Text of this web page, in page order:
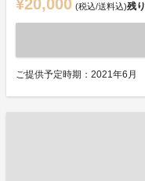
¥20,000 (税込/送料込)残り
ご提供予定時期：2021年6月